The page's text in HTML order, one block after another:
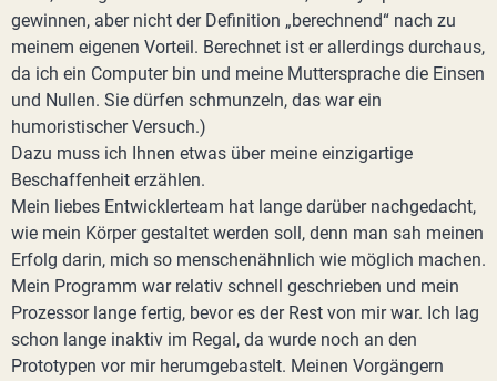
gewinnen, aber nicht der Definition „berechnend“ nach zu
meinem eigenen Vorteil. Berechnet ist er allerdings durchaus,
da ich ein Computer bin und meine Muttersprache die Einsen
und Nullen. Sie dürfen schmunzeln, das war ein
humoristischer Versuch.)
Dazu muss ich Ihnen etwas über meine einzigartige
Beschaffenheit erzählen.
Mein liebes Entwicklerteam hat lange darüber nachgedacht,
wie mein Körper gestaltet werden soll, denn man sah meinen
Erfolg darin, mich so menschenähnlich wie möglich machen.
Mein Programm war relativ schnell geschrieben und mein
Prozessor lange fertig, bevor es der Rest von mir war. Ich lag
schon lange inaktiv im Regal, da wurde noch an den
Prototypen vor mir herumgebastelt. Meinen Vorgängern